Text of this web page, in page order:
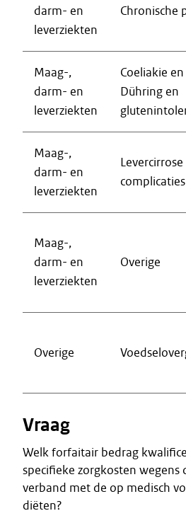
darm- en
leverziekten
Chronische
Maag-,
darm- en
leverziekten
Coeliakie
Dühring en
Maag-,
darm- en
leverziekten
complicaties
Maag-,
darm- en
leverziekten
Overige
Overige
Vraag
Welk forfaitair bedrag
specifieke zorgkosten wegens
verband met de op medisch
diëten?